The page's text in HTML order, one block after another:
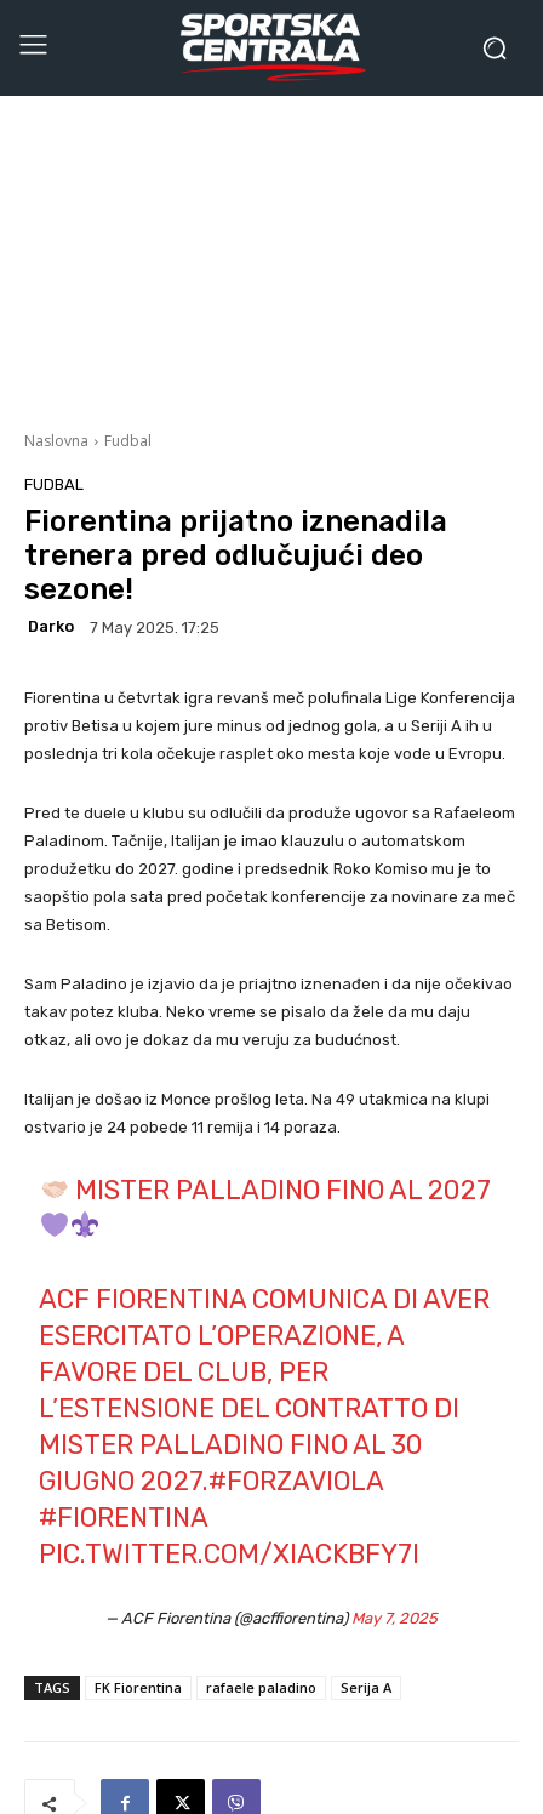
Naslovna Fudbal
FUDBAL
Fiorentina prijatno iznenadila
trenera pred odlučujući deo
sezone!
Darko 7 May 2025. 17:25
Fiorentina u četvrtak igra revanš meč polufinala Lige Konferencija
protiv Betisa u kojem jure minus od jednog gola, a u Seriji A ih u
poslednja tri kola očekuje rasplet oko mesta koje vode u Evropu.
Pred te duele u klubu su odlučili da produže ugovor sa Rafaeleom
Paladinom. Tačnije, Italijan je imao klauzulu o automatskom
produžetku do 2027. godine i predsednik Roko Komiso mu je to
saopštio pola sata pred početak konferencije za novinare za meč
sa Betisom.
Sam Paladino je izjavio da je priajtno iznenađen i da nije očekivao
takav potez kluba. Neko vreme se pisalo da žele da mu daju
otkaz, ali ovo je dokaz da mu veruju za budućnost.
Italijan je došao iz Monce prošlog leta. Na 49 utakmica na klupi
ostvario je 24 pobede 11 remija i 14 poraza.
MISTER PALLADINO FINO AL 2027
ACF FIORENTINA COMUNICA DI AVER
ESERCITATO L’OPERAZIONE, A
FAVORE DEL CLUB, PER
L’ESTENSIONE DEL CONTRATTO DI
MISTER PALLADINO FINO AL 30
GIUGNO 2027.#FORZAVIOLA
#FIORENTINA
PIC.TWITTER.COM/XIACKBFY7I
— ACF Fiorentina (@acffiorentina)May 7, 2025
TAGS FK Fiorentina rafaele paladino Serija A